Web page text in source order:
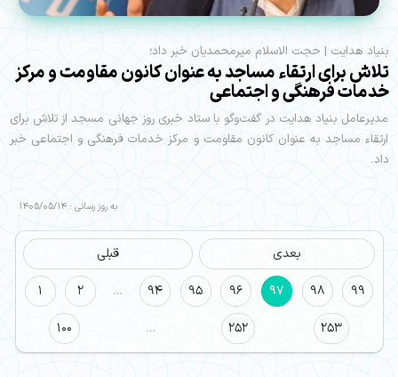
بنیاد هدایت | حجت الاسلام میرمحمدیان خبر داد؛
تلاش برای ارتقاء مساجد به عنوان کانون مقاومت و مرکز
خدمات فرهنگی و اجتماعی
مدیرعامل بنیاد هدایت در گفت‌وگو با ستاد خبری روز جهانی مسجد از تلاش برای
ارتقاء مساجد به عنوان کانون مقاومت و مرکز خدمات فرهنگی و اجتماعی خبر
داد.
به روز رسانی : 1405/05/14
قبلی
بعدی
1
2 … 94 95 96 97 98
99
100
… 252 253